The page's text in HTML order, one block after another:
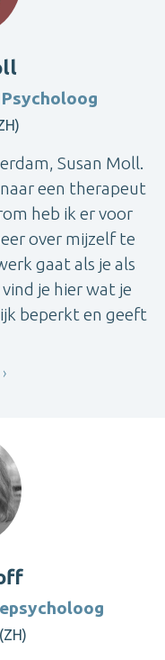
Susan Moll.
een therapeut
heb ik er voor
over mijzelf te
gaat als je als
je hier wat je
beperkt en geeft